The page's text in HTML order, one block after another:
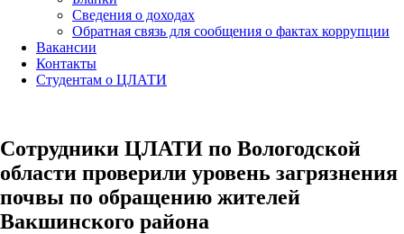
Сведения о доходах
Обратная связь для сообщения о фактах коррупции
Вакансии
Контакты
Студентам о ЦЛАТИ
Сотрудники ЦЛАТИ по Вологодской
области проверили уровень загрязнения
почвы по обращению жителей
Вакшинского района